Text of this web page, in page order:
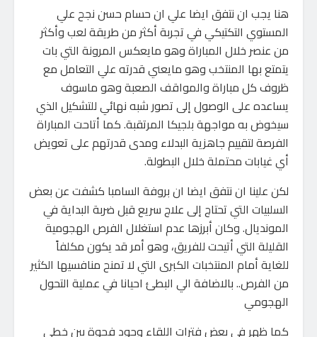
هنا يجب ان نتفق ايضا علي ان حسام حسن نجح علي
المستوي التكتيكي في تجربة أكثر من طريقة لعب وأكثر
من عنصر خلال المباراة وهو مايعكس المرونة التي بات
يتمتع بها المنتخب وهو مايعني قدرته علي التعامل مع
ظروف كل مباراة والمواقف الصعبة وهو ماسوف
يساعده على الوصول إلى تصور شبه نهائي للتشكيل الذي
سيخوض به مواجهة بلجيكا المرتقبة. كما أتاحت المباراة
الفرصة لتقييم جاهزية البدلاء ومدى قدرتهم على تعويض
أي غيابات محتملة خلال البطولة.
لكن علينا ان نتفق ايضا ان بروفة السامبا كشفت عن بعض
السلبيات التي تحتاج إلى علاج سريع قبل ضربة البداية في
المونديال. وكان أبرزها عدم استغلال الفرص الهجومية
القليلة التي أتيحت للفريق، وهو أمر قد يكون مكلفاً
للغاية أمام المنتخبات الكبرى التي لا تمنح منافسيها الكثير
من الفرص.. بالاضافة الي البطئ احيانا في عملية التحول
الهجومي
كما ظهر في بعض فترات اللقاء وجود فجوة بين خطي